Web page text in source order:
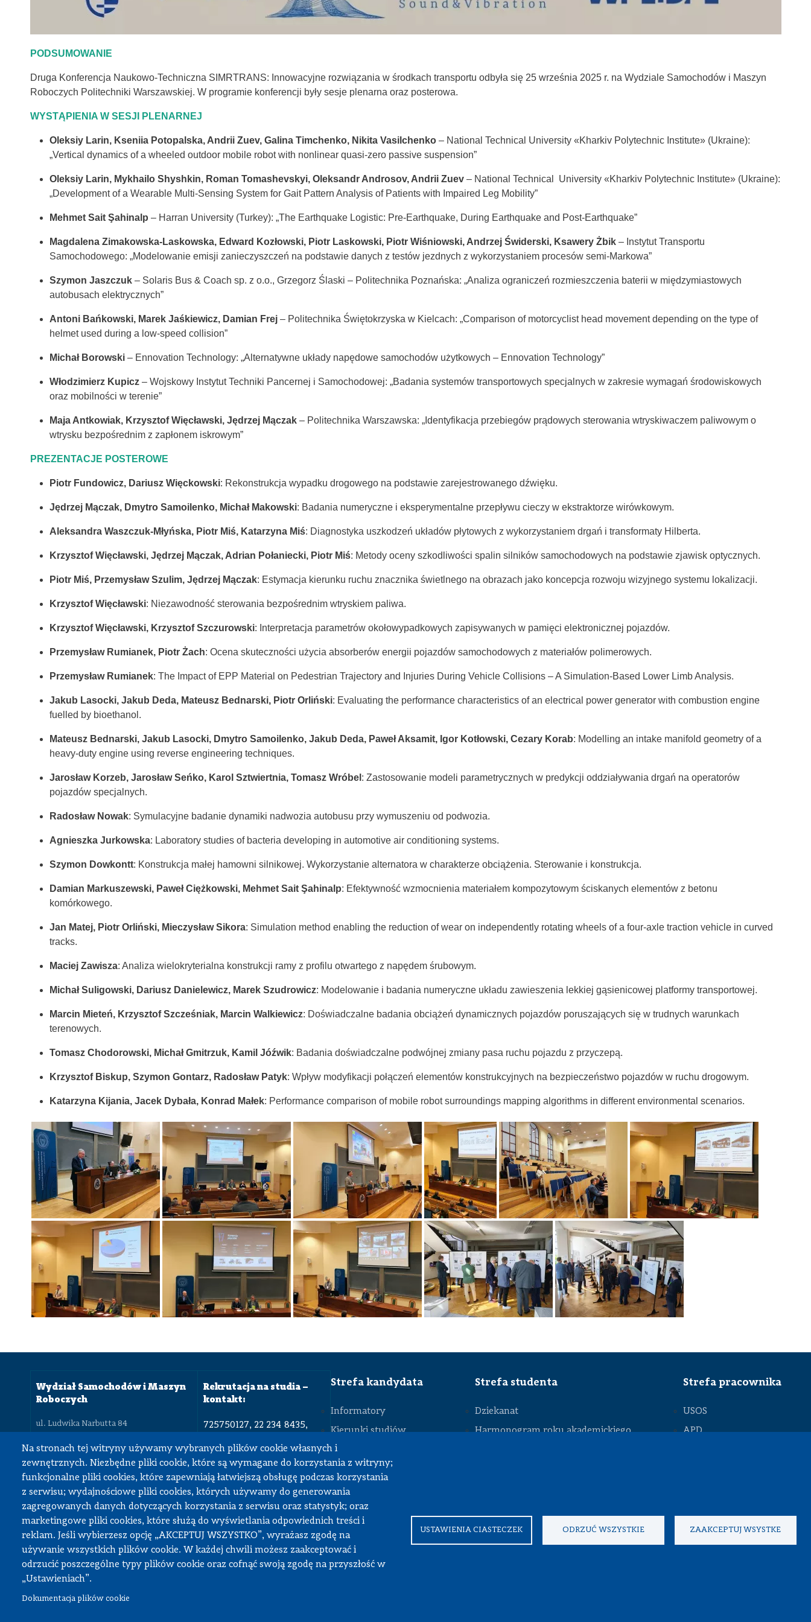
Na stronach tej witryny używamy wybranych plików cookie własnych i
zewnętrznych. Niezbędne pliki cookie, które są wymagane do korzystania z witryny;
funkcjonalne pliki cookies, które zapewniają łatwiejszą obsługę podczas korzystania
z serwisu; wydajnościowe pliki cookies, których używamy do generowania
zagregowanych danych dotyczących korzystania z serwisu oraz statystyk; oraz
marketingowe pliki cookies, które służą do wyświetlania odpowiednich treści i
reklam. Jeśli wybierzesz opcję „AKCEPTUJ WSZYSTKO”, wyrażasz zgodę na
używanie wszystkich plików cookie. W każdej chwili możesz zaakceptować i
odrzucić poszczególne typy plików cookie oraz cofnąć swoją zgodę na przyszłość w
„Ustawieniach”.
Dokumentacja plików cookie
USTAWIENIA CIASTECZEK ODRZUĆ WSZYSTKIE ZAAKCEPTUJ WSYSTKE
Polityka
PODSUMOWANIE
Druga Konferencja Naukowo-Techniczna SIMRTRANS: Innowacyjne rozwiązania w środkach transportu odbyła się 25 września 2025 r. na Wydziale Samochodów i Maszyn
Roboczych Politechniki Warszawskiej. W programie konferencji były sesje plenarna oraz posterowa.
WYSTĄPIENIA W SESJI PLENARNEJ
Oleksiy Larin, Kseniia Potopalska, Andrii Zuev, Galina Timchenko, Nikita Vasilchenko– National Technical University «Kharkiv Polytechnic Institute» (Ukraine):
„Vertical dynamics of a wheeled outdoor mobile robot with nonlinear quasi-zero passive suspension”
Oleksiy Larin, Mykhailo Shyshkin, Roman Tomashevskyi, Oleksandr Androsov, Andrii Zuev– National Technical University «Kharkiv Polytechnic Institute» (Ukraine):
„Development of a Wearable Multi-Sensing System for Gait Pattern Analysis of Patients with Impaired Leg Mobility”
Mehmet Sait Şahinalp – Harran University (Turkey): „The Earthquake Logistic: Pre-Earthquake, During Earthquake and Post-Earthquake”
Magdalena Zimakowska-Laskowska, Edward Kozłowski, Piotr Laskowski, Piotr Wiśniowski, Andrzej Świderski, Ksawery Żbik– Instytut Transportu
Samochodowego: „Modelowanie emisji zanieczyszczeń na podstawie danych z testów jezdnych z wykorzystaniem procesów semi-Markowa”
Szymon Jaszczuk – Solaris Bus & Coach sp. z o.o., Grzegorz Ślaski – Politechnika Poznańska: „Analiza ograniczeń rozmieszczenia baterii w międzymiastowych
autobusach elektrycznych”
Antoni Bańkowski, Marek Jaśkiewicz, Damian Frej – Politechnika Świętokrzyska w Kielcach: „Comparison of motorcyclist head movement depending on the type of
helmet used during a low-speed collision”
Michał Borowski – Ennovation Technology: „Alternatywne układy napędowe samochodów użytkowych – Ennovation Technology”
Włodzimierz Kupicz– Wojskowy Instytut Techniki Pancernej i Samochodowej: „Badania systemów transportowych specjalnych w zakresie wymagań środowiskowych
oraz mobilności w terenie”
Maja Antkowiak, Krzysztof Więcławski, Jędrzej Mączak– Politechnika Warszawska: „Identyfikacja przebiegów prądowych sterowania wtryskiwaczem paliwowym o
wtrysku bezpośrednim z zapłonem iskrowym”
PREZENTACJE POSTEROWE
Piotr Fundowicz, Dariusz Więckowski: Rekonstrukcja wypadku drogowego na podstawie zarejestrowanego dźwięku.
Jędrzej Mączak, Dmytro Samoilenko, Michał Makowski: Badania numeryczne i eksperymentalne przepływu cieczy w ekstraktorze wirówkowym.
Aleksandra Waszczuk-Młyńska, Piotr Miś, Katarzyna Miś: Diagnostyka uszkodzeń układów płytowych z wykorzystaniem drgań i transformaty Hilberta.
Krzysztof Więcławski, Jędrzej Mączak, Adrian Połaniecki, Piotr Miś: Metody oceny szkodliwości spalin silników samochodowych na podstawie zjawisk optycznych.
Piotr Miś, Przemysław Szulim, Jędrzej Mączak: Estymacja kierunku ruchu znacznika świetlnego na obrazach jako koncepcja rozwoju wizyjnego systemu lokalizacji.
Krzysztof Więcławski: Niezawodność sterowania bezpośrednim wtryskiem paliwa.
Krzysztof Więcławski, Krzysztof Szczurowski: Interpretacja parametrów okołowypadkowych zapisywanych w pamięci elektronicznej pojazdów.
Przemysław Rumianek, Piotr Żach: Ocena skuteczności użycia absorberów energii pojazdów samochodowych z materiałów polimerowych.
Przemysław Rumianek: The Impact of EPP Material on Pedestrian Trajectory and Injuries During Vehicle Collisions – A Simulation-Based Lower Limb Analysis.
Jakub Lasocki, Jakub Deda, Mateusz Bednarski, Piotr Orliński: Evaluating the performance characteristics of an electrical power generator with combustion engine
fuelled by bioethanol.
Mateusz Bednarski, Jakub Lasocki, Dmytro Samoilenko, Jakub Deda, Paweł Aksamit, Igor Kotłowski, Cezary Korab: Modelling an intake manifold geometry of a
heavy-duty engine using reverse engineering techniques.
Jarosław Korzeb, Jarosław Seńko, Karol Sztwiertnia, Tomasz Wróbel : Zastosowanie modeli parametrycznych w predykcji oddziaływania drgań na operatorów
pojazdów specjalnych.
Radosław Nowak: Symulacyjne badanie dynamiki nadwozia autobusu przy wymuszeniu od podwozia.
Agnieszka Jurkowska: Laboratory studies of bacteria developing in automotive air conditioning systems.
Szymon Dowkontt: Konstrukcja małej hamowni silnikowej. Wykorzystanie alternatora w charakterze obciążenia. Sterowanie i konstrukcja.
Damian Markuszewski, Paweł Ciężkowski, Mehmet Sait Şahinalp: Efektywność wzmocnienia materiałem kompozytowym ściskanych elementów z betonu
komórkowego.
Jan Matej, Piotr Orliński, Mieczysław Sikora: Simulation method enabling the reduction of wear on independently rotating wheels of a four-axle traction vehicle in curved
tracks.
Maciej Zawisza: Analiza wielokryterialna konstrukcji ramy z profilu otwartego z napędem śrubowym.
Michał Suligowski, Dariusz Danielewicz, Marek Szudrowicz: Modelowanie i badania numeryczne układu zawieszenia lekkiej gąsienicowej platformy transportowej.
Marcin Mieteń, Krzysztof Szcześniak, Marcin Walkiewicz: Doświadczalne badania obciążeń dynamicznych pojazdów poruszających się w trudnych warunkach
terenowych.
Tomasz Chodorowski, Michał Gmitrzuk, Kamil Jóźwik: Badania doświadczalne podwójnej zmiany pasa ruchu pojazdu z przyczepą.
Krzysztof Biskup, Szymon Gontarz, Radosław Patyk: Wpływ modyfikacji połączeń elementów konstrukcyjnych na bezpieczeństwo pojazdów w ruchu drogowym.
Katarzyna Kijania, Jacek Dybała, Konrad Małek: Performance comparison of mobile robot surroundings mapping algorithms in different environmental scenarios.
Wydział Samochodów i Maszyn
Roboczych
ul. Ludwika Narbutta 84
22 234 8430, 22 234 8180
dziekan.simr@pw.edu.pl
Deklaracja dostępności
Rekrutacja na studia –
kontakt:
725750127, 22 234 8435,
dziekanat.simr@pw.edu.pl STOPKA
Strefa kandydata
Informatory
Kierunki studiów
Studia inżynierskie
Studia magisterskie
Studia podyplomowe
Koła naukowe
Strefa studenta
Dziekanat
Harmonogram roku akademickiego
Dokumenty do pobrania
Strefa pracownika
USOS
APD